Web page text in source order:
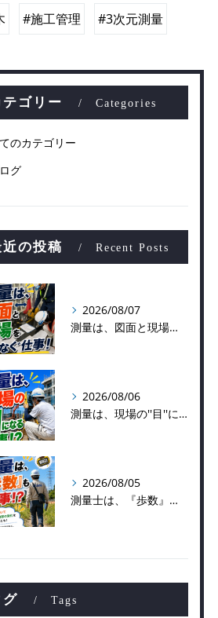
#施工管理 #3次元測量
テゴリー Categories
のカテゴリー
グ
近の投稿 Recent Posts
2026/08/07
測量は、図面と現場をつなぐ仕事！
2026/08/06
測量は、現場の''目''になる仕事！？
2026/08/05
測量士は、『歩数』も大事！？
グ Tags